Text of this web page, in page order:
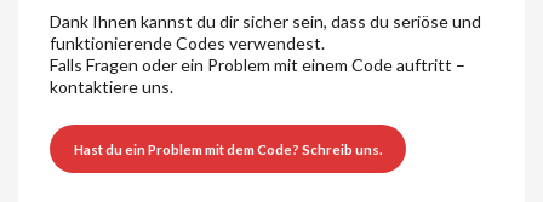
Dank Ihnen kannst du dir sicher sein, dass du seriöse und
funktionierende Codes verwendest.
Falls Fragen oder ein Problem mit einem Code auftritt –
kontaktiere uns.
Hast du ein Problem mit dem Code? Schreib uns.